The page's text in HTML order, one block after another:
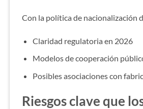
Con la política de nacionalización
Claridad regulatoria en 2026
Modelos de cooperación
Posibles asociaciones con
Riesgos clave que